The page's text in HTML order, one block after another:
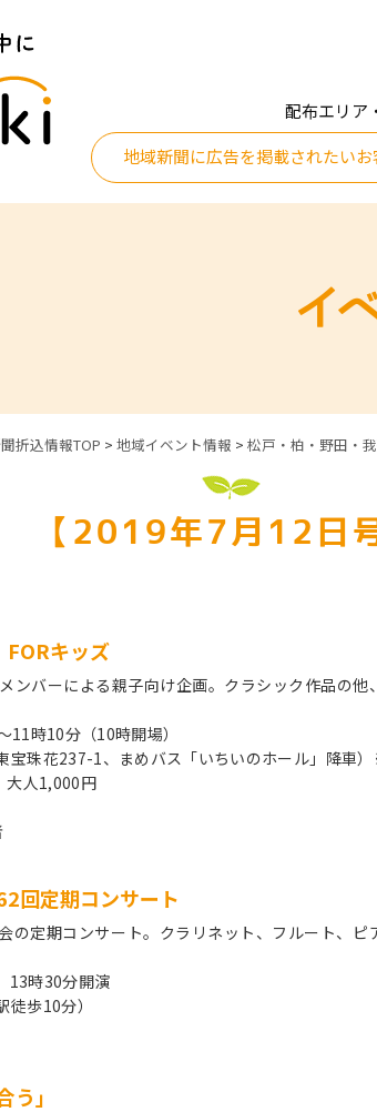
配布エリア
地域新聞に広告を掲載されたいお
イ
折込情報TOP >地域イベント情報 >松戸・柏・野田・
【2019年7月12日
キッズ
ンバーによる親子向け企画。クラシック作品の
時10分（10時開場）
珠花237-1、まめバス「いちいのホール」降車
大人1,000円
回定期コンサート
の定期コンサート。クラリネット、フルート、
13時30分開演
歩10分）
」